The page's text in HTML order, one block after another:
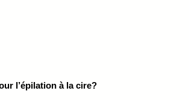
l’épilation à la cire?